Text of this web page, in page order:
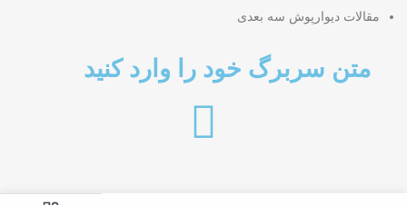
مقالات دیوارپوش سه بعدی
متن سربرگ خود را وارد کنید